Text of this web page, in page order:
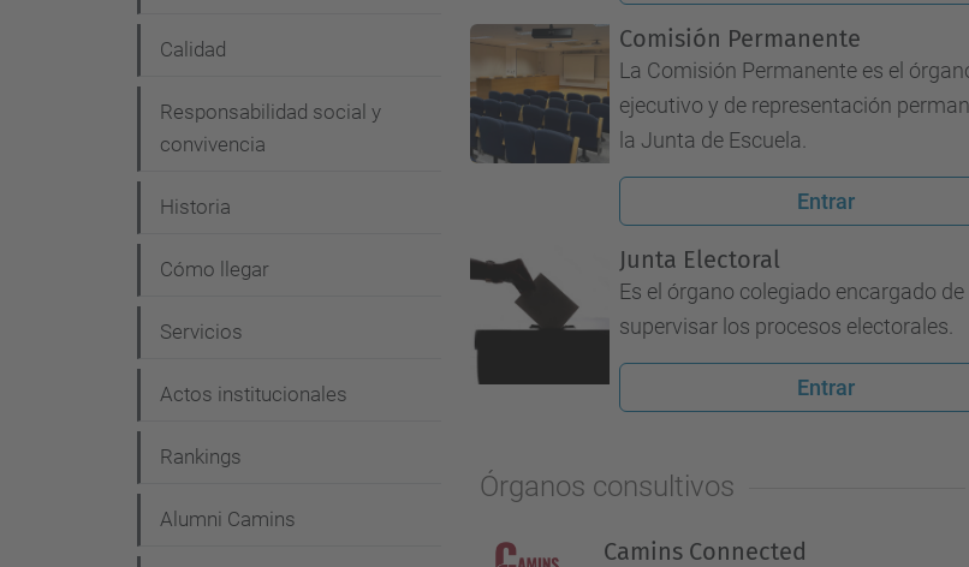
Comisión Permanente
La Comisión Permanente es el
ejecutivo y de representación
la Junta de Escuela.
Entrar
Junta Electoral
Es el órgano colegiado encargado de
supervisar los procesos electorales.
Entrar
Órganos consultivos
Camins Connected
Calidad
Responsabilidad social y
convivencia
Historia
Cómo llegar
Servicios
Actos institucionales
Rankings
Alumni Camins